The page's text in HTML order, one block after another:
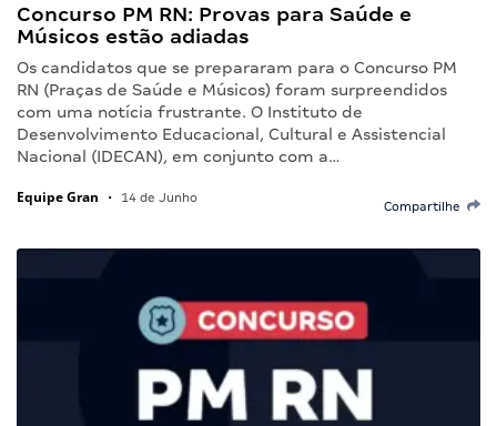
Concurso PM RN: Provas para Saúde e
Músicos estão adiadas
Os candidatos que se prepararam para o Concurso PM
RN (Praças de Saúde e Músicos) foram surpreendidos
com uma notícia frustrante. O Instituto de
Desenvolvimento Educacional, Cultural e Assistencial
Nacional (IDECAN), em conjunto com a…
Equipe Gran • 14 de Junho
Compartilhe